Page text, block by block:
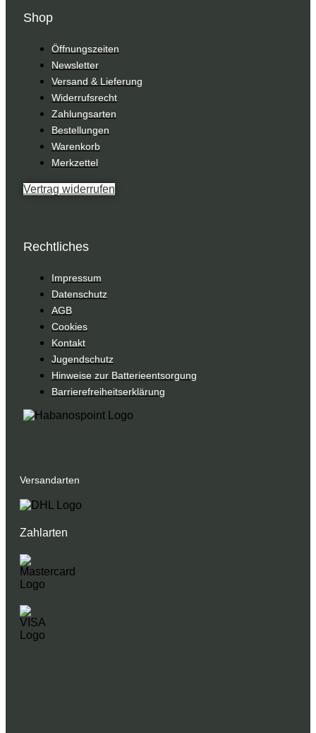
Shop
Öffnungszeiten
Newsletter
Versand & Lieferung
Widerrufsrecht
Zahlungsarten
Bestellungen
Warenkorb
Merkzettel
Vertrag widerrufen
Rechtliches
Impressum
Datenschutz
AGB
Cookies
Kontakt
Jugendschutz
Hinweise zur Batterieentsorgung
Barrierefreiheitserklärung
Versandarten
Zahlarten